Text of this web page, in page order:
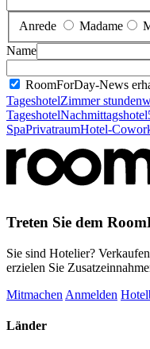
Anrede Madame
Name
RoomForDay-News
TageshotelZimmer
TageshotelNachmittagshotel
SpaPrivatraumHotel-
Treten Sie dem
Sie sind Hotelier?
erzielen Sie
Mitmachen Anmelden
Länder